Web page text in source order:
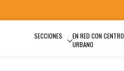
SECCIONES
EN RED CON CENTRO
URBANO